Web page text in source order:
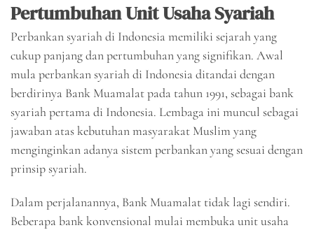
Pertumbuhan Unit Usaha Syariah
Perbankan syariah di Indonesia memiliki sejarah yang
cukup panjang dan pertumbuhan yang signifikan. Awal
mula perbankan syariah di Indonesia ditandai dengan
berdirinya Bank Muamalat pada tahun 1991, sebagai bank
syariah pertama di Indonesia. Lembaga ini muncul sebagai
jawaban atas kebutuhan masyarakat Muslim yang
menginginkan adanya sistem perbankan yang sesuai dengan
prinsip syariah.
Dalam perjalanannya, Bank Muamalat tidak lagi sendiri.
Beberapa bank konvensional mulai membuka unit usaha